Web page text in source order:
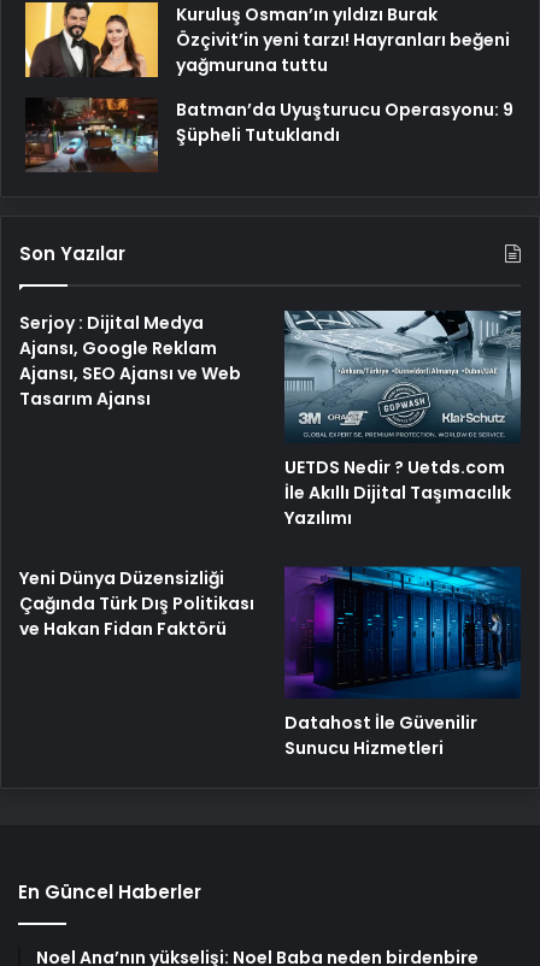
Kuruluş Osman’ın yıldızı Burak
Özçivit’in yeni tarzı! Hayranları beğeni
yağmuruna tuttu
Batman’da Uyuşturucu Operasyonu: 9
Şüpheli Tutuklandı
Son Yazılar
Serjoy : Dijital Medya
Ajansı, Google Reklam
Ajansı, SEO Ajansı ve Web
Tasarım Ajansı
UETDS Nedir ? Uetds.com
İle Akıllı Dijital Taşımacılık
Yazılımı
Yeni Dünya Düzensizliği
Çağında Türk Dış Politikası
ve Hakan Fidan Faktörü
Datahost İle Güvenilir
Sunucu Hizmetleri
En Güncel Haberler
Noel Ana’nın yükselişi: Noel Baba neden birdenbire